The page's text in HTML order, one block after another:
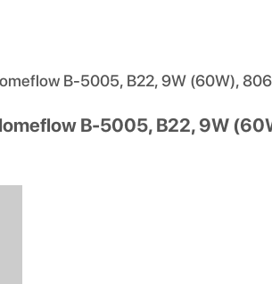
B-5005, B22, 9W (60W),
B-5005, B22, 9W